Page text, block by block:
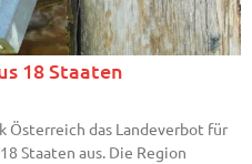
18 Staaten
Österreich das Landeverbot für
Staaten aus. Die Region